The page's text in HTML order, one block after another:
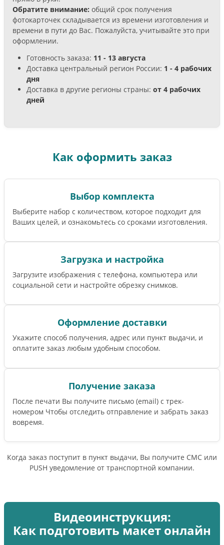
Обратите внимание: общий срок получения
фотокарточек складывается из времени изготовления и
времени в пути до Вас. Пожалуйста, учитывайте это при
оформлении.
Готовность заказа: 11 - 13 августа
Доставка центральный регион России: 1 - 4 рабочих
дня
Доставка в другие регионы страны: от 4 рабочих
дней
Как оформить заказ
Выбор комплекта
Выберите набор с количеством, которое подходит для
Ваших целей, и ознакомьтесь со сроками изготовления.
Загрузка и настройка
Загрузите изображения с телефона, компьютера или
социальной сети и настройте обрезку снимков.
Оформление доставки
Укажите способ получения, адрес или пункт выдачи, и
оплатите заказ любым удобным способом.
Получение заказа
После печати Вы получите письмо (email) c трек-
номером Чтобы отследить отправление и забрать заказ
вовремя.
Когда заказ поступит в пункт выдачи, Вы получите СМС или
PUSH уведомление от транспортной компании.
Видеоинструкция:
Как подготовить макет онлайн